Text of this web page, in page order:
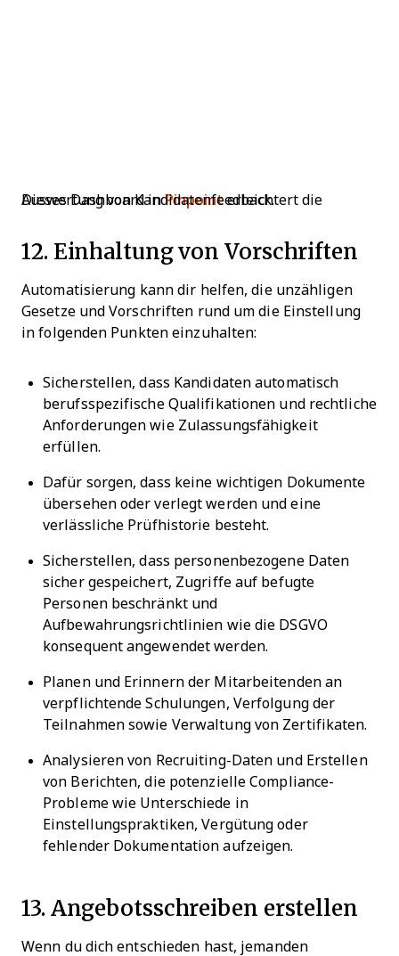
Dieses Dashboard inPinpoint
erleichtert die Auswertung von Kandidatenfeedback.
12. Einhaltung von Vorschriften
Automatisierung kann dir helfen, die unzähligen
Gesetze und Vorschriften rund um die Einstellung
in folgenden Punkten einzuhalten:
Sicherstellen, dass Kandidaten automatisch
berufsspezifische Qualifikationen und rechtliche
Anforderungen wie Zulassungsfähigkeit
erfüllen.
Dafür sorgen, dass keine wichtigen Dokumente
übersehen oder verlegt werden und eine
verlässliche Prüfhistorie besteht.
Sicherstellen, dass personenbezogene Daten
sicher gespeichert, Zugriffe auf befugte
Personen beschränkt und
Aufbewahrungsrichtlinien wie die DSGVO
konsequent angewendet werden.
Planen und Erinnern der Mitarbeitenden an
verpflichtende Schulungen, Verfolgung der
Teilnahmen sowie Verwaltung von Zertifikaten.
Analysieren von Recruiting-Daten und Erstellen
von Berichten, die potenzielle Compliance-
Probleme wie Unterschiede in
Einstellungspraktiken, Vergütung oder
fehlender Dokumentation aufzeigen.
13. Angebotsschreiben erstellen
Wenn du dich entschieden hast, jemanden